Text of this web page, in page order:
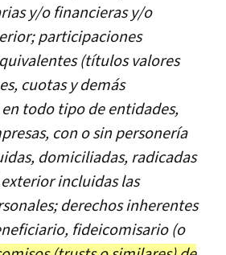
y/o financieras y/o
participaciones
(títulos valores
cuotas y demás
todo tipo de entidades,
con o sin personería
domiciliadas, radicadas
incluidas las
derechos inherentes
fideicomisario (o